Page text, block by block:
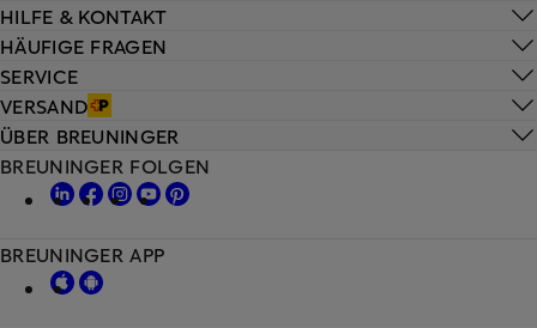
HILFE & KONTAKT
HÄUFIGE FRAGEN
SERVICE
VERSAND
ÜBER BREUNINGER
BREUNINGER FOLGEN
BREUNINGER APP